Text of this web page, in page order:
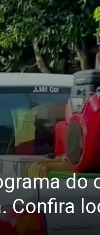
Confira